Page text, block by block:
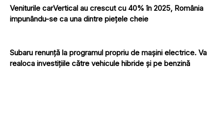
Veniturile carVertical au crescut cu 40% în 2025, România
impunându-se ca una dintre piețele cheie
Subaru renunță la programul propriu de mașini electrice. Va
realoca investițiile către vehicule hibride și pe benzină